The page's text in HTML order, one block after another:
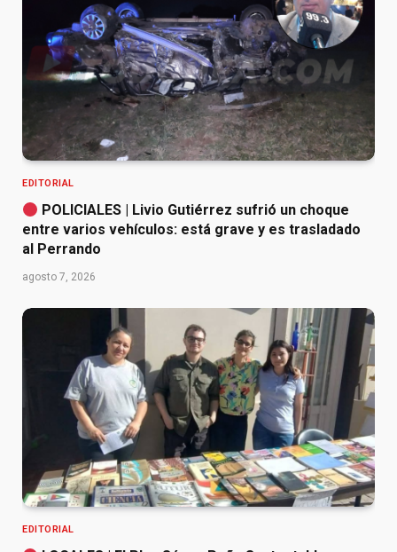
EDITORIAL
POLICIALES | Livio Gutiérrez sufrió un choque
entre varios vehículos: está grave y es trasladado
al Perrando
agosto 7, 2026
EDITORIAL